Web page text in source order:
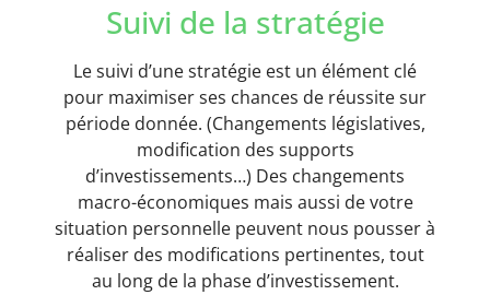
Suivi de la stratégie
Le suivi d’une stratégie est un élément clé
pour maximiser ses chances de réussite sur
période donnée. (Changements législatives,
modification des supports
d’investissements…) Des changements
macro-économiques mais aussi de votre
situation personnelle peuvent nous pousser à
réaliser des modifications pertinentes, tout
au long de la phase d’investissement.